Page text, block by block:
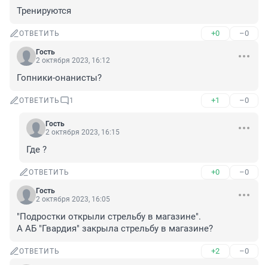
Тренируются
ОТВЕТИТЬ +0 –0
Гость
2 октября 2023, 16:12
Гопники-онанисты?
ОТВЕТИТЬ 1 +1 –0
Гость
2 октября 2023, 16:15
Где ?
ОТВЕТИТЬ +0 –0
Гость
2 октября 2023, 16:05
"Подростки открыли стрельбу в магазине".
А АБ "Гвардия" закрыла стрельбу в магазине?
ОТВЕТИТЬ +2 –0